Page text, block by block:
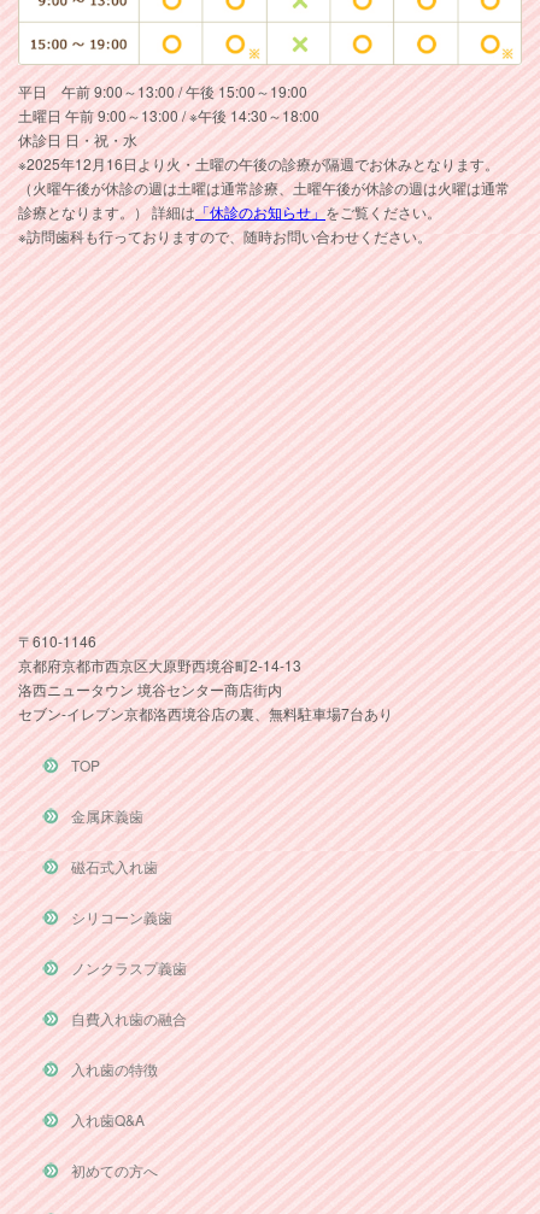
平日 午前 9:00～13:00 / 午後 15:00～19:00
土曜日 午前 9:00～13:00 / ※午後 14:30～18:00
休診日 日・祝・水
※2025年12月16日より火・土曜の午後の診療が隔週でお休みとなります。
（火曜午後が休診の週は土曜は通常診療、土曜午後が休診の週は火曜は通常
診療となります。） 詳細は 「休診のお知らせ」をご覧ください。
※訪問歯科も行っておりますので、随時お問い合わせください。
〒610-1146
京都府京都市西京区大原野西境谷町2-14-13
洛西ニュータウン 境谷センター商店街内
セブン-イレブン京都洛西境谷店の裏、無料駐車場7台あり
TOP
金属床義歯
磁石式入れ歯
シリコーン義歯
ノンクラスプ義歯
自費入れ歯の融合
入れ歯の特徴
入れ歯Q&A
初めての方へ